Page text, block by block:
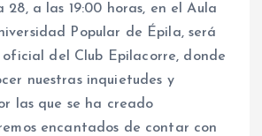
28, a las 19:00 horas, en el Aula
Popular de Épila, será
oficial del Club Epilacorre, donde
nuestras inquietudes y
las que se ha creado
encantados de contar con